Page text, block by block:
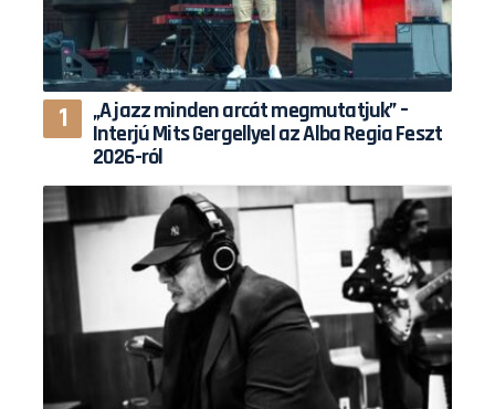
„A jazz minden arcát megmutatjuk” –
Interjú Mits Gergellyel az Alba Regia Feszt
2026-ról